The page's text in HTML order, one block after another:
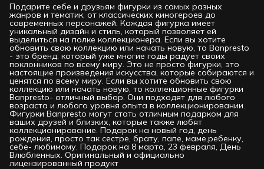
Подарите себе и друзьям фигурки из самых разных
жанров и тематик, от классических киногероев до
современных персонажей. Каждая фигурка имеет
уникальный дизайн и стиль, который позволяет ей
выделиться на полке коллекционера. Если вы хотите
обновить свою коллекцию или начать новую, то Banpresto
- это бренд, который уже многие годы радует своих
поклонников по всему миру. Это не просто фигурки, это
настоящие произведения искусства, которые собираются и
ценятся по всему миру. Если вы хотите обновить свою
коллекцию или начать новую, то коллекционные фигурки
Banpresto- отличный выбор. Они подходят для любого
возраста и любого уровня опыта в коллекционировании.
Фигурки Banpresto могут стать отличным подарком для
ваших друзей и близких, которые также любят
коллекционирование. Подарок на новый год, день
рождения, просто так сестре, брату, папе, маме,ребенку,
себе- любимому. Подарок на 8 марта, 23 февраля, День
Влюбленных. Оригинальный и официально
лицензированный продукт